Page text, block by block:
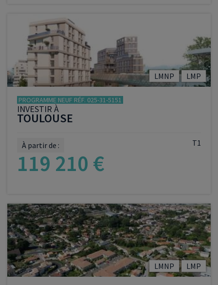
VOIR LE PROGRAMME
LMNP LMP
PROGRAMME NEUF RÉF. 025-31-5151
INVESTIR À
TOULOUSE
T1
À partir de :
119 210 €
VOIR LE PROGRAMME
LMNP LMP